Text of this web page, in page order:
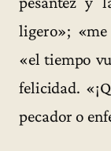
ligero»; «me
«el tiempo
felicidad.
pecador o